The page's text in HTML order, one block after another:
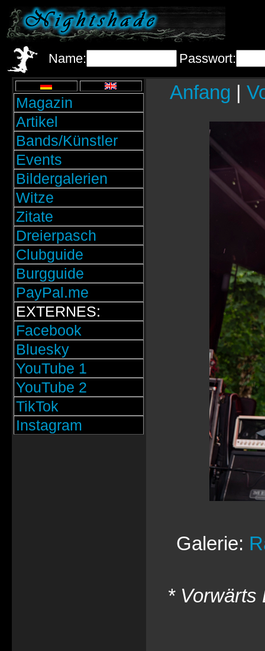
Name: Passwort:
Magazin
Artikel
Bands/Künstler
Events
Bildergalerien
Witze
Zitate
Dreierpasch
Clubguide
Burgguide
PayPal.me
EXTERNES:
Facebook
Bluesky
YouTube 1
YouTube 2
TikTok
Instagram
Anfang |
Galerie:
* Vorwärts